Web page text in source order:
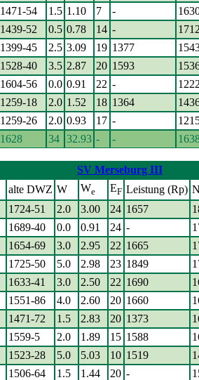
1471-54 1.5 1.10 7 -
1439-52 0.5 0.78 14 -
1399-45 2.5 3.09 19 1377
1528-40 3.5 2.87 20 1593
1604-56 0.0 0.91 22 -
1259-18 2.0 1.52 18 1364
1259-26 2.0 0.93 17 -
1628 34 32.93 - -
SV Merseburg III
alte DWZ W We EF Leistung (Rp)
1724-51 2.0 3.00 24 1657
1689-40 0.0 0.91 24 -
1654-69 3.0 2.95 22 1665
1725-50 5.0 2.98 23 1849
1633-41 3.0 2.50 22 1690
1551-86 4.0 2.60 20 1660
1471-72 1.5 2.83 20 1373
1559-5 2.0 1.89 15 1588
1523-28 5.0 5.03 10 1519
1506-64 1.5 1.44 20 -